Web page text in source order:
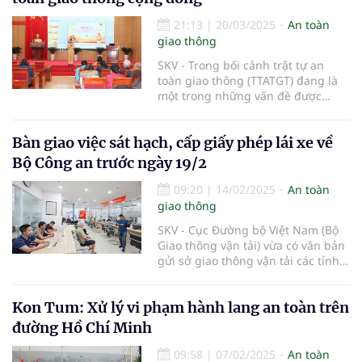
21:13 | 20/03/2025
An toàn
giao thông
SKV - Trong bối cảnh trật tự an
toàn giao thông (TTATGT) đang là
một trong những vấn đề được
không ngừng nỗ lực nhằm nâng
cao nhận thức và ý thức chấp hành
pháp luật của người dân.
Bàn giao việc sát hạch, cấp giấy phép lái xe về
Bộ Công an trước ngày 19/2
09:20 | 14/02/2025
An toàn
giao thông
SKV - Cục Đường bộ Việt Nam (Bộ
Giao thông vận tải) vừa có văn bản
gửi sở giao thông vận tải các tỉnh,
lý Nhà nước về sát hạch, cấp giấy
Kon Tum: Xử lý vi phạm hành lang an toàn trên
đường Hồ Chí Minh
09:58 | 07/02/2025
An toàn